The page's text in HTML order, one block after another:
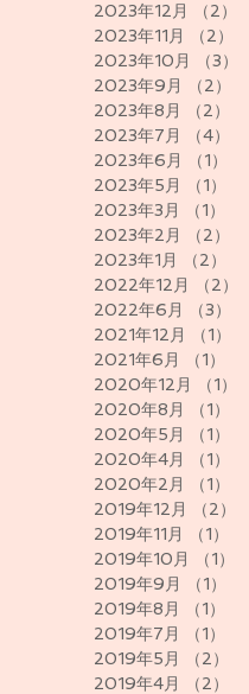
2023年12月
（2）
2023年11月
（2）
2023年10月
（3）
2023年9月
（2）
2023年8月
（2）
2023年7月
（4）
2023年6月
（1）
2023年5月
（1）
2023年3月
（1）
2023年2月
（2）
2023年1月
（2）
2022年12月
（2）
2022年6月
（3）
2021年12月
（1）
2021年6月
（1）
2020年12月
（1）
2020年8月
（1）
2020年5月
（1）
2020年4月
（1）
2020年2月
（1）
2019年12月
（2）
2019年11月
（1）
2019年10月
（1）
2019年9月
（1）
2019年8月
（1）
2019年7月
（1）
2019年5月
（2）
2019年4月
（2）